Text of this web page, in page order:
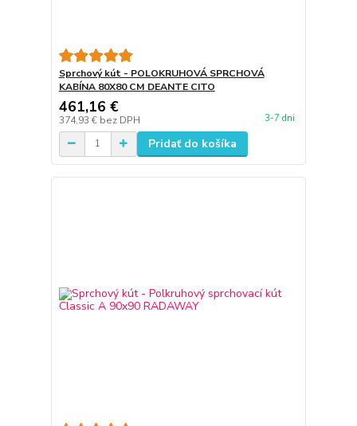
Sprchový kút - POLOKRUHOVÁ SPRCHOVÁ
KABÍNA 80X80 CM DEANTE CITO
461,16 €
374,93 € bez DPH 3-7 dni
Pridať do košíka